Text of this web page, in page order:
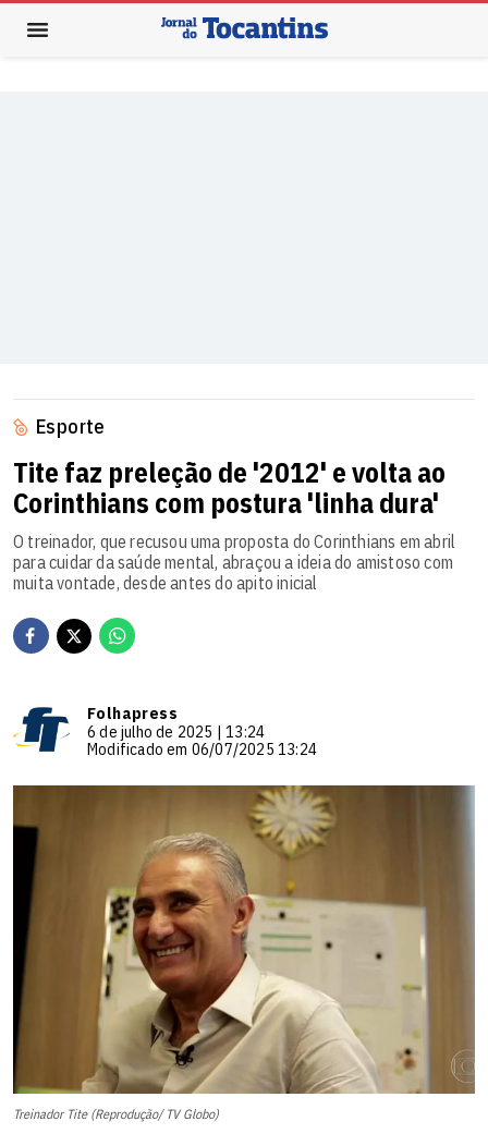
Esporte
Tite faz preleção de '2012' e volta ao
Corinthians com postura 'linha dura'
O treinador, que recusou uma proposta do Corinthians em abril
para cuidar da saúde mental, abraçou a ideia do amistoso com
muita vontade, desde antes do apito inicial
Folhapress
6 de julho de 2025 | 13:24
Modificado em 06/07/2025 13:24
Treinador Tite (Reprodução/ TV Globo)